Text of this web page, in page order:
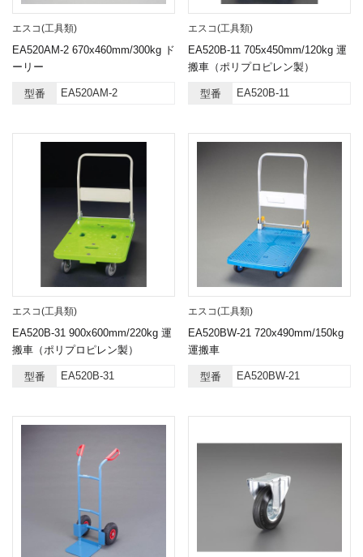
エスコ(工具類)
EA520AM-2 670x460mm/300kg ド
ーリー
型番 EA520AM-2
エスコ(工具類)
EA520B-11 705x450mm/120kg 運
搬車（ポリプロピレン製）
型番 EA520B-11
エスコ(工具類)
EA520B-31 900x600mm/220kg 運
搬車（ポリプロピレン製）
型番 EA520B-31
エスコ(工具類)
EA520BW-21 720x490mm/150kg
運搬車
型番 EA520BW-21